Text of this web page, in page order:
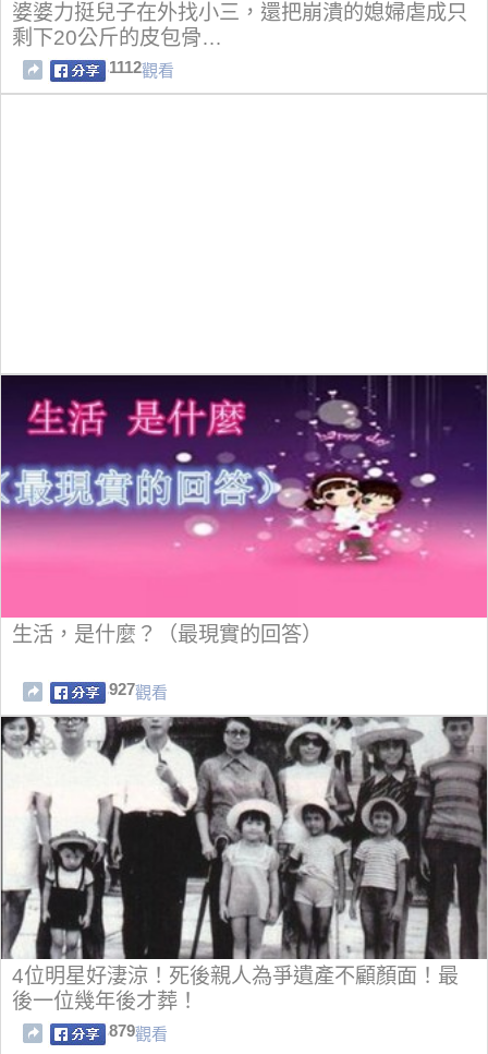
婆婆力挺兒子在外找小三，還把崩潰的媳婦虐成只
剩下20公斤的皮包骨…
1112觀看
生活，是什麼？（最現實的回答）
927觀看
4位明星好淒涼！死後親人為爭遺產不顧顏面！最
後一位幾年後才葬！
879觀看